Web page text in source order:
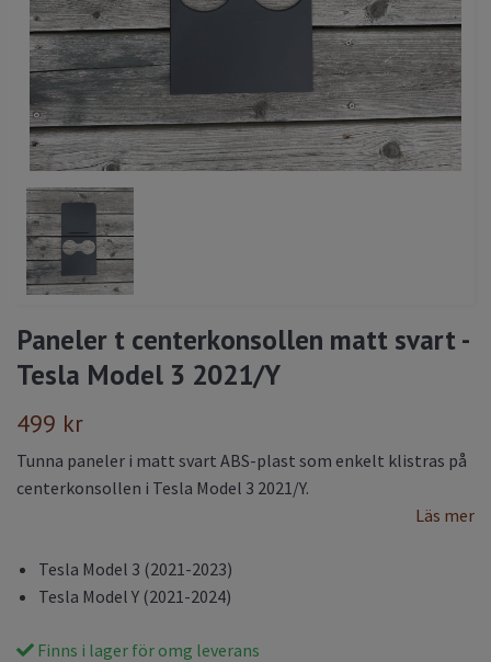
Paneler t centerkonsollen matt svart -
Tesla Model 3 2021/Y
499 kr
Tunna paneler i matt svart ABS-plast som enkelt klistras på
centerkonsollen i Tesla Model 3 2021/Y.
Läs mer
Tesla Model 3 (2021-2023)
Tesla Model Y (2021-2024)
Finns i lager för omg leverans